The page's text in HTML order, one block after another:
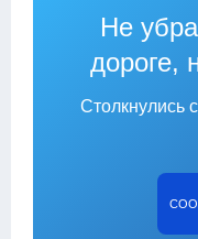
Не
дороге,
Столкнулись